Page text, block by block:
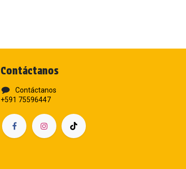
Contáctanos
Contáctanos
+591 75596447